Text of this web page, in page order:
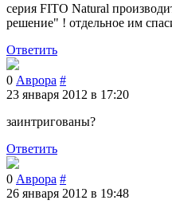
серия FITO Natural
решение" ! отдельное им
Ответить
0 Аврора #
23 января 2012 в 17:20
заинтригованы?
Ответить
0 Аврора #
26 января 2012 в 19:48